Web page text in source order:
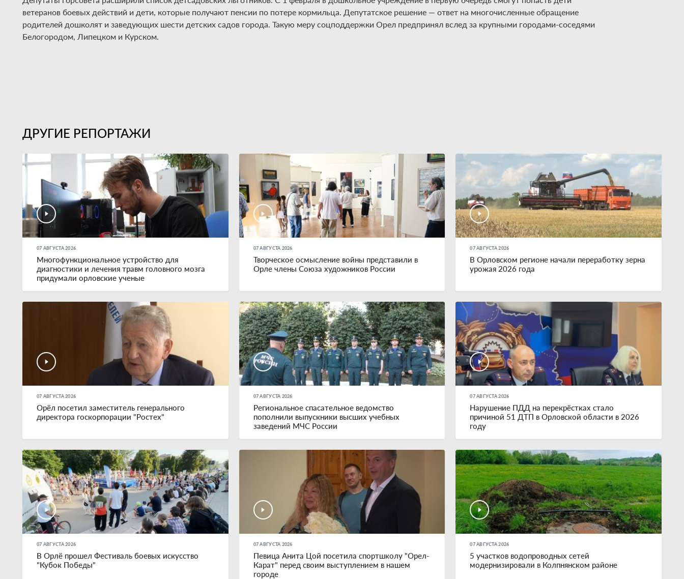
ветеранов боевых действий и дети, которые получают пенсии по потере кормильца. Депутатское решение — ответ на многочисленные обращение
родителей дошколят и заведующих шести детских садов города. Такую меру соцподдержки Орел предпринял вслед за крупными городами-соседями
Белогородом, Липецком и Курском.
ДРУГИЕ РЕПОРТАЖИ
07 АВГУСТА 2026
Многофункциональное устройство для
диагностики и лечения травм головного мозга
придумали орловские ученые
07 АВГУСТА 2026
Творческое осмысление войны представили в
Орле члены Союза художников России
07 АВГУСТА 2026
В Орловском регионе начали переработку зерна
урожая 2026 года
07 АВГУСТА 2026
Орёл посетил заместитель генерального
директора госкорпорации "Ростех"
07 АВГУСТА 2026
Региональное спасательное ведомство
пополнили выпускники высших учебных
заведений МЧС России
07 АВГУСТА 2026
Нарушение ПДД на перекрёстках стало
причиной 51 ДТП в Орловской области в 2026
году
07 АВГУСТА 2026
В Орлё прошел Фестиваль боевых искусство
"Кубок Победы"
07 АВГУСТА 2026
Певица Анита Цой посетила спортшколу "Орел-
Карат" перед своим выступлением в нашем
городе
07 АВГУСТА 2026
5 участков водопроводных сетей
модернизировали в Колпнянском районе